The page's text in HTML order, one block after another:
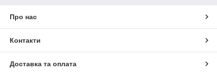
Про нас
Контакти
Доставка та оплата